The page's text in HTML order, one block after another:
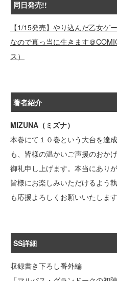
同日発売!!
【1/15発売】やり込んだ乙女ゲ
なので真っ当に生きます＠
ス）
著者紹介
MIZUNA（ミズナ）
本巻にて１０巻という大台を達
も、皆様の温かいご声援のおか
御礼申し上げます。本当にあり
皆様にお楽しみいただけるよう
も応援よろしくお願いいたします
SS詳細
収録書き下ろし番外編